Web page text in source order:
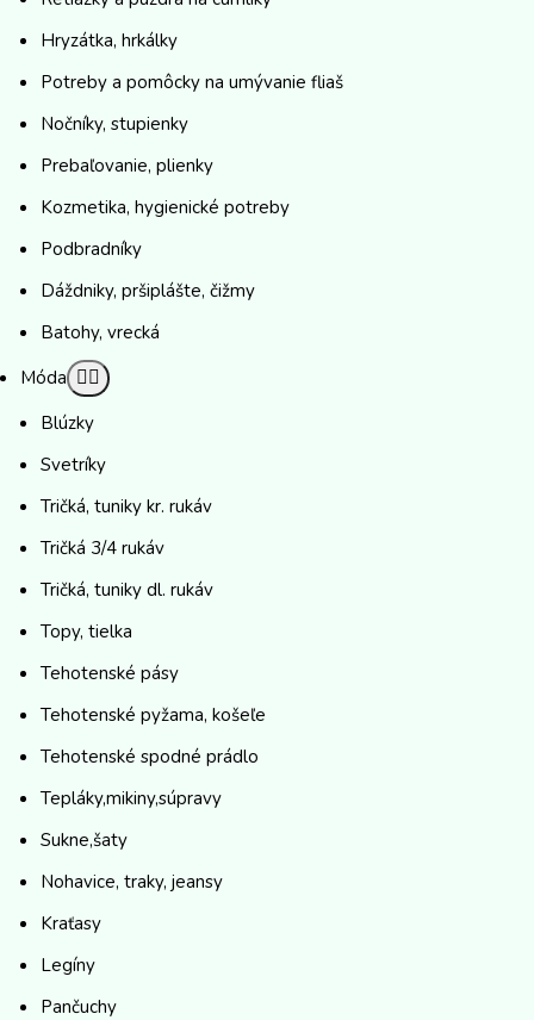
Hryzátka, hrkálky
Potreby a pomôcky na umývanie fliaš
Nočníky, stupienky
Prebaľovanie, plienky
Kozmetika, hygienické potreby
Podbradníky
Dáždniky, pršiplášte, čižmy
Batohy, vrecká
Móda
Blúzky
Svetríky
Tričká, tuniky kr. rukáv
Tričká 3/4 rukáv
Tričká, tuniky dl. rukáv
Topy, tielka
Tehotenské pásy
Tehotenské pyžama, košeľe
Tehotenské spodné prádlo
Tepláky,mikiny,súpravy
Sukne,šaty
Nohavice, traky, jeansy
Kraťasy
Legíny
Pančuchy